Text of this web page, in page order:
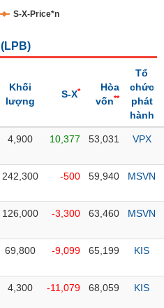
S-X-Price*n
LPB)
Khối
lượng
S-X*
Hòa
vốn**
Tổ
chức
phát
hành
4,900 10,377 53,031 VPX
242,300 -500 59,940 MSVN
126,000 -3,300 63,460 MSVN
69,800 -9,099 65,199 KIS
4,300 -11,079 68,059 KIS